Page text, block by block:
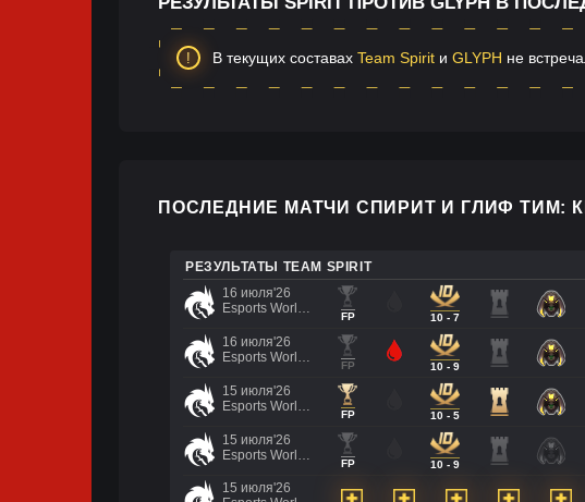
В текущих составах Team Spirit и GLYPH не
ПОСЛЕДНИЕ МАТЧИ СПИРИТ И ГЛИФ ТИМ:
РЕЗУЛЬТАТЫ TEAM SPIRIT
16 июля'26
FP 10 - 7
16 июля'26
FP 10 - 9
15 июля'26
FP 10 - 5
15 июля'26
FP 10 - 9
15 июля'26